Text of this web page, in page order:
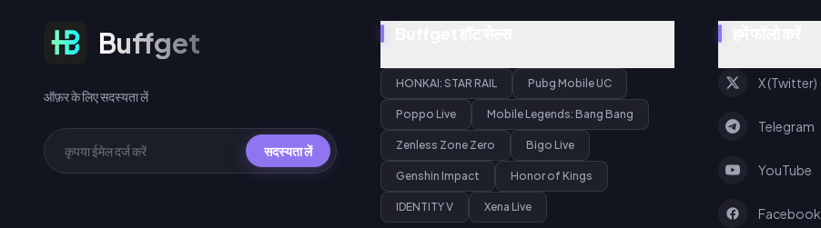
ऑफ़र के लिए सदस्यता लेंBuffget
ऑफ़र के लिए सदस्यता लें
सदस्यता लें
HONKAI: STAR RAIL Pubg Mobile UC
Poppo Live Mobile Legends: Bang Bang
Zenless Zone Zero Bigo Live
Genshin Impact Honor of Kings
IDENTITY V Xena Live
X (Twitter)
Telegram
YouTube
Facebook